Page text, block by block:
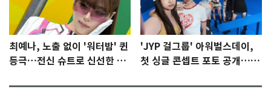
최예나, 노출 없이 '워터밤' 퀸
등극…전신 슈트로 신선한 충
'JYP 걸그룹' 아워벌스데이,
첫 싱글 콘셉트 포토 공개…청